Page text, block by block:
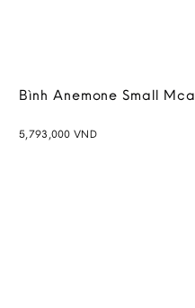
Bình Anemone Small Mca
5,793,000 VND